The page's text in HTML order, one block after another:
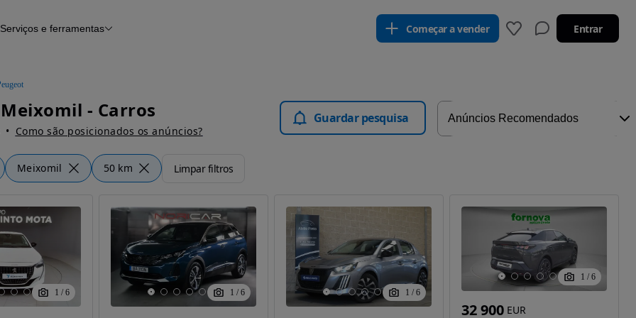
Histórico do veículo
Serviços e ferramentas Começar a vender Entrar
- Carros
Como são posicionados os anúncios?
Guardar pesquisa
Meixomil 50 km Limpar filtros
1 / 6 1 / 6 1 / 6
1 / 6
32 900 EUR